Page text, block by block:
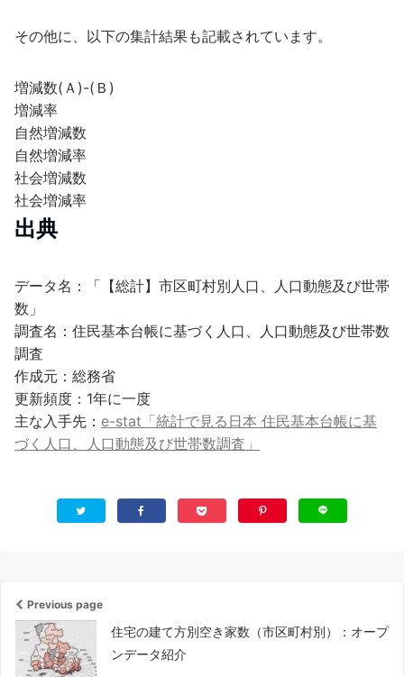
その他に、以下の集計結果も記載されています。
増減数(Ａ)-(Ｂ)
増減率
自然増減数
自然増減率
社会増減数
社会増減率
出典
データ名：「【総計】市区町村別人口、人口動態及び世帯
数」
調査名：住民基本台帳に基づく人口、人口動態及び世帯数
調査
作成元：総務省
更新頻度：1年に一度
主な入手先： e-stat「統計で見る日本 住民基本台帳に基
づく人口、人口動態及び世帯数調査」
Previous page
住宅の建て方別空き家数（市区町村別）：オープ
ンデータ紹介